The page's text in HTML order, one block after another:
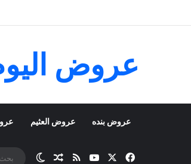
عروض
عروض بنده عروض العثيم
فيسبوك ‫YouTubeملخص الموقع RSS
مقال عشوائي
الوضع